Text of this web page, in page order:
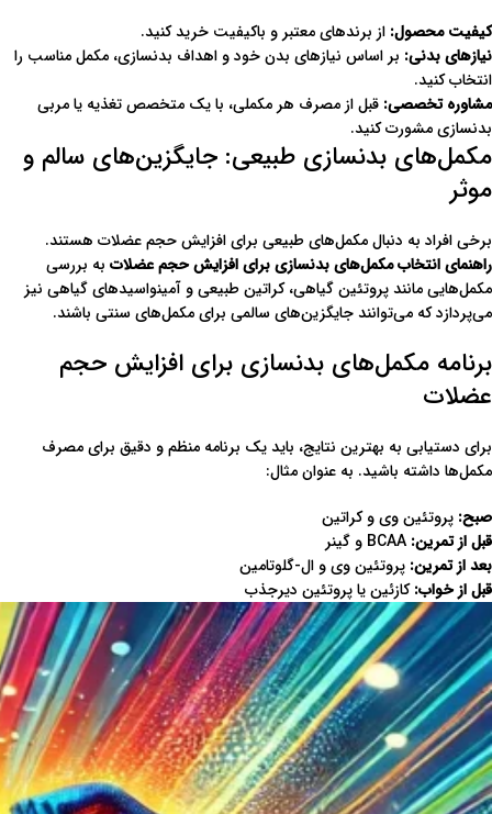
کیفیت محصول: از برندهای معتبر و باکیفیت خرید کنید.
نیازهای بدنی: بر اساس نیازهای بدن خود و اهداف بدنسازی، مکمل مناسب را
انتخاب کنید.
مشاوره تخصصی: قبل از مصرف هر مکملی، با یک متخصص تغذیه یا مربی
بدنسازی مشورت کنید.
مکمل‌های بدنسازی طبیعی: جایگزین‌های سالم و
موثر
برخی افراد به دنبال مکمل‌های طبیعی برای افزایش حجم عضلات هستند.
راهنمای انتخاب مکمل‌های بدنسازی برای افزایش حجم عضلات به بررسی
مکمل‌هایی مانند پروتئین گیاهی، کراتین طبیعی و آمینواسیدهای گیاهی نیز
می‌پردازد که می‌توانند جایگزین‌های سالمی برای مکمل‌های سنتی باشند.
برنامه مکمل‌های بدنسازی برای افزایش حجم
عضلات
برای دستیابی به بهترین نتایج، باید یک برنامه منظم و دقیق برای مصرف
مکمل‌ها داشته باشید. به عنوان مثال:
صبح: پروتئین وی و کراتین
قبل از تمرین:
بعد از تمرین: پروتئین وی و ال-گلوتامین
قبل از خواب:کازئین یا پروتئین دیرجذب